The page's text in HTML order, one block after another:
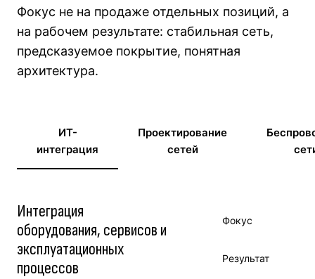
Фокус не на продаже отдельных позиций, а
на рабочем результате: стабильная сеть,
предсказуемое покрытие, понятная
архитектура.
ИТ-
интеграция
Проектирование
сетей
Интеграция
оборудования, сервисов и
эксплуатационных
процессов
Фокус
Результат